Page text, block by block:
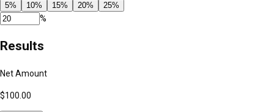
5% 10% 15% 20% 25%
%
Results
Net Amount
$100.00